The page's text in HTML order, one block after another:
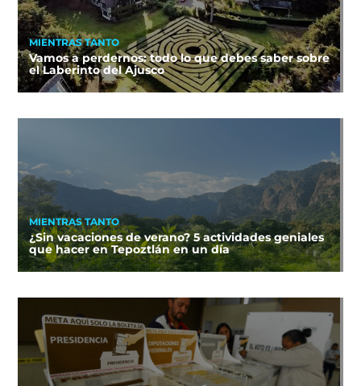
MIENTRAS TANTO
Vamos a perdernos: todo lo que debes saber sobre
el Laberinto del Ajusco
MIENTRAS TANTO
¿Sin vacaciones de verano? 5 actividades geniales
que hacer en Tepoztlán en un día